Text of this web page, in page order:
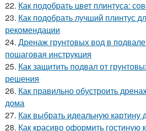
22. Как подобрать цвет плинтуса:
23. Как подобрать лучший плинтус
рекомендации
24. Дренаж грунтовых вод в
пошаговая инструкция
25. Как защитить подвал от
решения
26. Как правильно обустроить
дома
27. Как выбрать идеальную картину
28. Как красиво оформить гостиную